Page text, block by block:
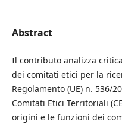
Abstract
Il contributo analizza
dei comitati etici per la
Regolamento (UE) n. 536/
Comitati Etici Territoriali
origini e le funzioni dei